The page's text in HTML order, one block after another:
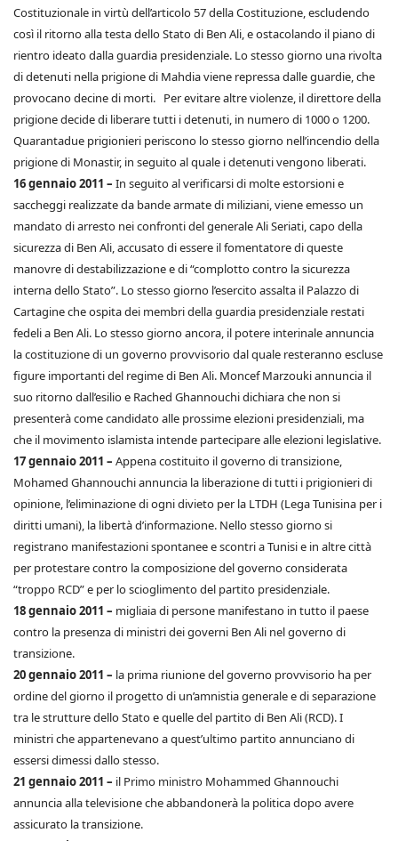
Costituzionale in virtù dell’articolo 57 della Costituzione, escludendo
così il ritorno alla testa dello Stato di Ben Ali, e ostacolando il piano di
rientro ideato dalla guardia presidenziale. Lo stesso giorno una rivolta
di detenuti nella prigione di Mahdia viene repressa dalle guardie, che
provocano decine di morti. Per evitare altre violenze, il direttore della
prigione decide di liberare tutti i detenuti, in numero di 1000 o 1200.
Quarantadue prigionieri periscono lo stesso giorno nell’incendio della
prigione di Monastir, in seguito al quale i detenuti vengono liberati.
16 gennaio 2011 – In seguito al verificarsi di molte estorsioni e
saccheggi realizzate da bande armate di miliziani, viene emesso un
mandato di arresto nei confronti del generale Ali Seriati, capo della
sicurezza di Ben Ali, accusato di essere il fomentatore di queste
manovre di destabilizzazione e di “complotto contro la sicurezza
interna dello Stato”. Lo stesso giorno l’esercito assalta il Palazzo di
Cartagine che ospita dei membri della guardia presidenziale restati
fedeli a Ben Ali. Lo stesso giorno ancora, il potere interinale annuncia
la costituzione di un governo provvisorio dal quale resteranno escluse
figure importanti del regime di Ben Ali. Moncef Marzouki annuncia il
suo ritorno dall’esilio e Rached Ghannouchi dichiara che non si
presenterà come candidato alle prossime elezioni presidenziali, ma
che il movimento islamista intende partecipare alle elezioni legislative.
17 gennaio 2011 – Appena costituito il governo di transizione,
Mohamed Ghannouchi annuncia la liberazione di tutti i prigionieri di
opinione, l’eliminazione di ogni divieto per la LTDH (Lega Tunisina per i
diritti umani), la libertà d’informazione. Nello stesso giorno si
registrano manifestazioni spontanee e scontri a Tunisi e in altre città
per protestare contro la composizione del governo considerata
“troppo RCD” e per lo scioglimento del partito presidenziale.
18 gennaio 2011 – migliaia di persone manifestano in tutto il paese
contro la presenza di ministri dei governi Ben Ali nel governo di
transizione.
20 gennaio 2011 – la prima riunione del governo provvisorio ha per
ordine del giorno il progetto di un’amnistia generale e di separazione
tra le strutture dello Stato e quelle del partito di Ben Ali (RCD). I
ministri che appartenevano a quest’ultimo partito annunciano di
essersi dimessi dallo stesso.
21 gennaio 2011 – il Primo ministro Mohammed Ghannouchi
annuncia alla televisione che abbandonerà la politica dopo avere
assicurato la transizione.